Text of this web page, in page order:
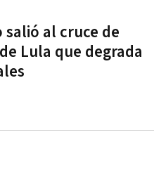
al cruce de
Lula que degrada